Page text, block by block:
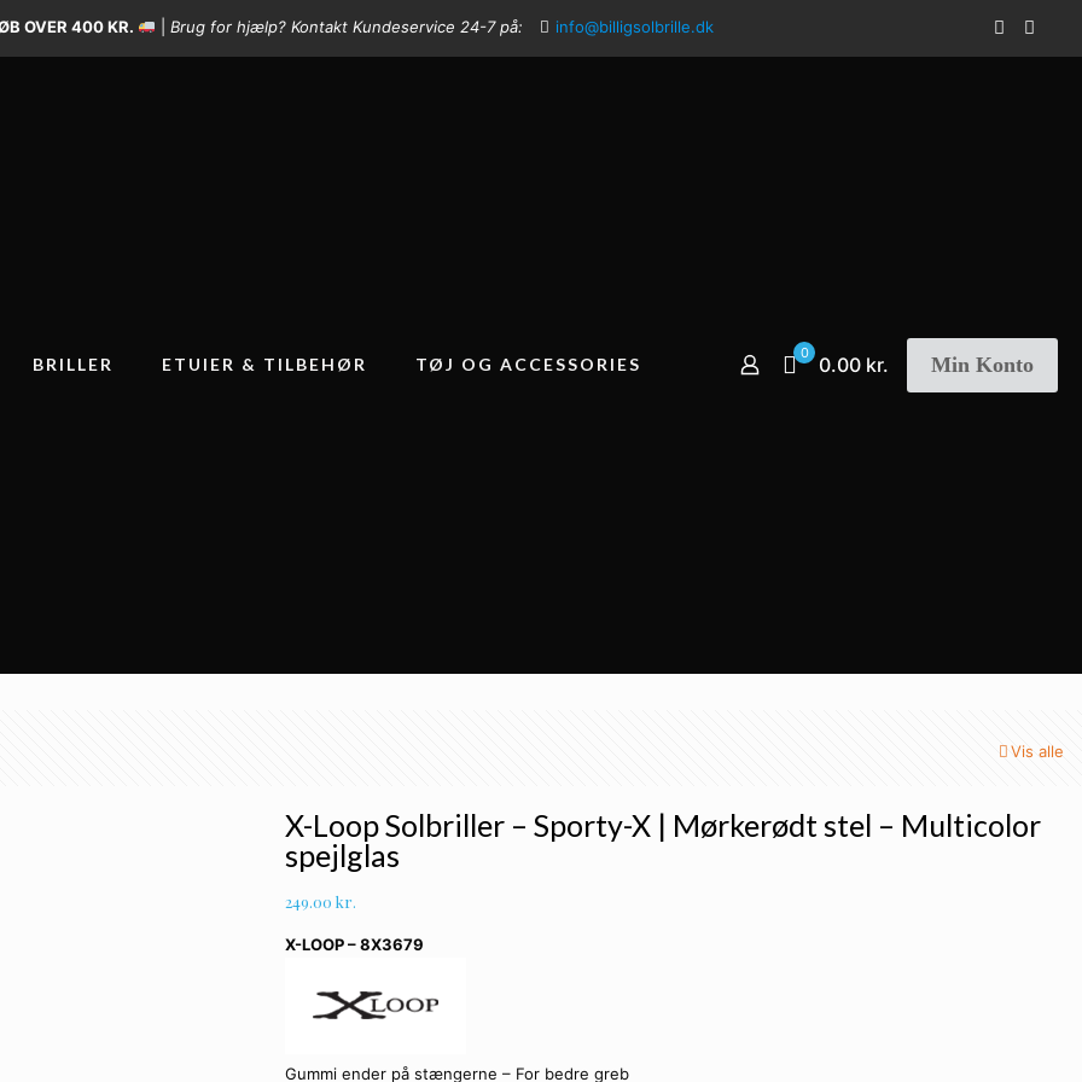
OVER 400 KR. Brug for hjælp? Kontakt Kundeservice 24-7 på: info@billigsolbrille.dk
BRILLER ETUIER & TILBEHØR TØJ OG ACCESSORIES
0 0.00 kr. Min Konto
Vis alle
X-Loop Solbriller – Sporty-X | Mørkerødt stel – Multicolor
spejlglas
249.00 kr.
X-LOOP – 8X3679
Gummi ender på stængerne – For bedre greb